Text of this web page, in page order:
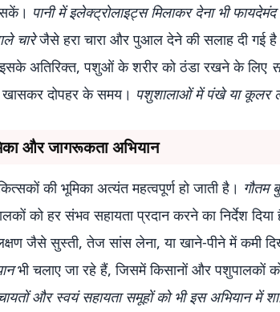
पानी में इलेक्ट्रोलाइट्स मिलाकर देना भी
चारेजैसे हरा चारा और पुआल देने की सलाह दी गई
अतिरिक्त, पशुओं के शरीर को ठंडा रखने के लिए
खासकर दोपहर के समय। पशुशालाओं में पंखे या कूलर
और जागरूकता अभियान
की भूमिका अत्यंत महत्वपूर्ण हो जाती है। गौतम
को हर संभव सहायता प्रदान करने का निर्देश
जैसे सुस्ती, तेज सांस लेना, या खाने-पीने में कमी
भी चलाए जा रहे हैं, जिसमें किसानों और पशुपालकों
और स्वयं सहायता समूहों को भी इस अभियान में